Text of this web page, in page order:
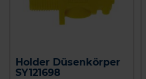
Holder Düsenkörper
SY121698